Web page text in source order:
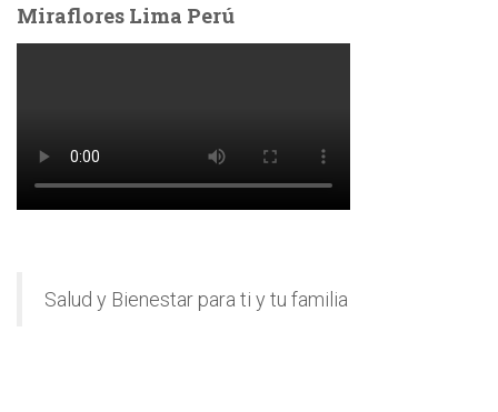
Miraflores Lima Perú
Salud y Bienestar para ti y tu familia